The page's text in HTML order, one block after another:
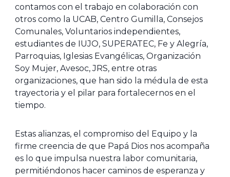
contamos con el trabajo en colaboración con
otros como la UCAB, Centro Gumilla, Consejos
Comunales, Voluntarios independientes,
estudiantes de IUJO, SUPERATEC, Fe y Alegría,
Parroquias, Iglesias Evangélicas, Organización
Soy Mujer, Avesoc, JRS, entre otras
organizaciones, que han sido la médula de esta
trayectoria y el pilar para fortalecernos en el
tiempo.
Estas alianzas, el compromiso del Equipo y la
firme creencia de que Papá Dios nos acompaña
es lo que impulsa nuestra labor comunitaria,
permitiéndonos hacer caminos de esperanza y